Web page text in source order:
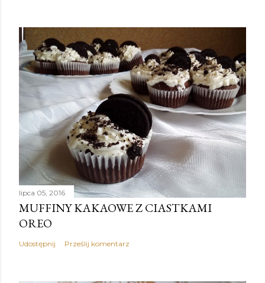
lipca 05, 2016
MUFFINY KAKAOWE Z CIASTKAMI
OREO
Udostępnij Prześlij komentarz